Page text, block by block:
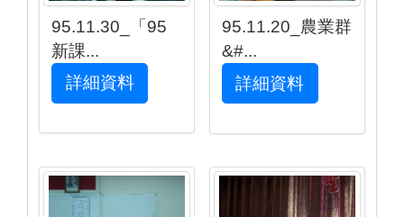
95.11.30_「95
新課...
詳細資料
95.11.20_農業群
&#...
詳細資料